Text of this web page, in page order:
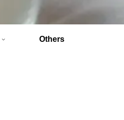
Others